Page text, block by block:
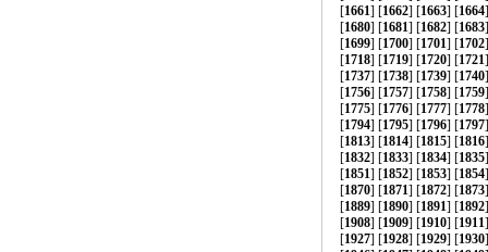
[1661] [1662] [1663] [1664
[1680] [1681] [1682] [1683
[1699] [1700] [1701] [1702
[1718] [1719] [1720] [1721
[1737] [1738] [1739] [1740
[1756] [1757] [1758] [1759
[1775] [1776] [1777] [1778
[1794] [1795] [1796] [1797
[1813] [1814] [1815] [1816
[1832] [1833] [1834] [1835
[1851] [1852] [1853] [1854
[1870] [1871] [1872] [1873
[1889] [1890] [1891] [1892
[1908] [1909] [1910] [1911
[1927] [1928] [1929] [1930